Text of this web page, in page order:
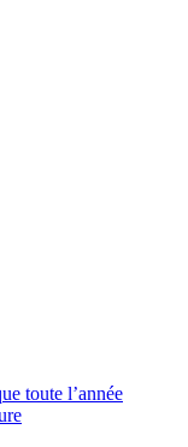
toute l’année